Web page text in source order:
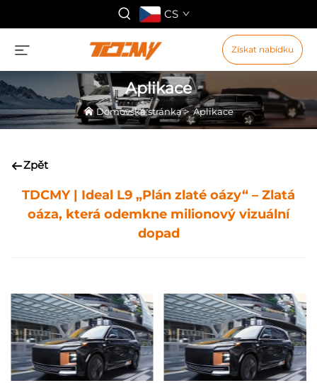
CS
Získat nabídku
Aplikace
Domovská stránka>Aplikace
Zpět
TDCMY | Ideal L9 „Plán zlaté oázy“ – Zlatá
oáza, která odemkne milionový vizuální
dopad